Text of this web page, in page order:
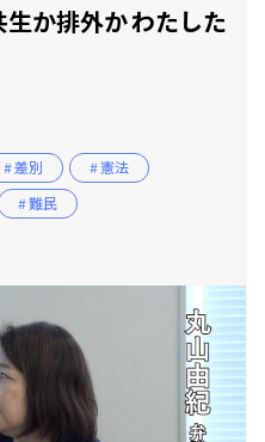
生か排外か わたした
# 差別
# 憲法
# 難民